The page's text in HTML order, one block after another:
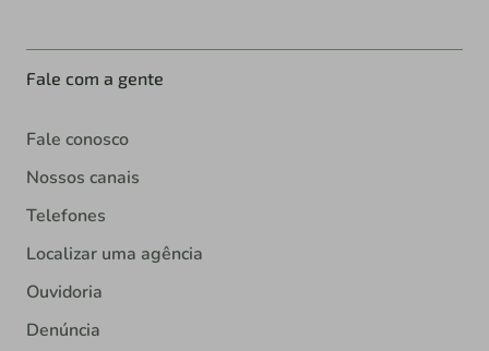
Fale com a gente
Fale conosco
Nossos canais
Telefones
Localizar uma agência
Ouvidoria
Denúncia